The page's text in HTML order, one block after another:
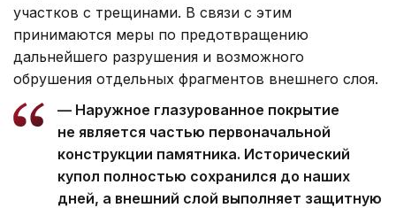
участков с трещинами. В связи с этим
принимаются меры по предотвращению
дальнейшего разрушения и возможного
обрушения отдельных фрагментов внешнего слоя.
— Наружное глазурованное покрытие
не является частью первоначальной
конструкции памятника. Исторический
купол полностью сохранился до наших
дней, а внешний слой выполняет защитную